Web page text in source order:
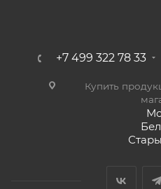
+7 499 322 78 33
Купить